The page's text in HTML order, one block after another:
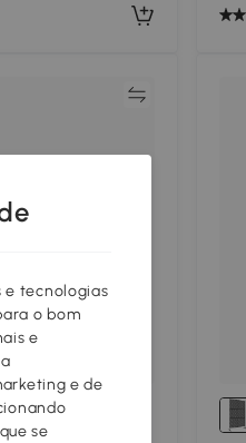
e tecnologias
o bom
e
e de
se